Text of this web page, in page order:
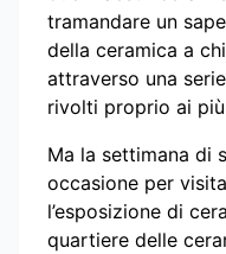
tramandare un
della ceramica a
attraverso una
rivolti proprio ai
Ma la settimana di
occasione per
l’esposizione di
quartiere delle